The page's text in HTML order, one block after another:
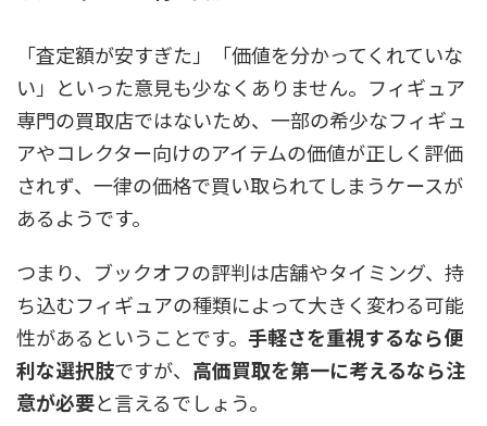
「査定額が安すぎた」「価値を分かってくれていな
い」といった意見も少なくありません。フィギュア
専門の買取店ではないため、一部の希少なフィギュ
アやコレクター向けのアイテムの価値が正しく評価
されず、一律の価格で買い取られてしまうケースが
あるようです。
つまり、ブックオフの評判は店舗やタイミング、持
ち込むフィギュアの種類によって大きく変わる可能
性があるということです。 手軽さを重視するなら便
利な選択肢ですが、 高価買取を第一に考えるなら注
意が必要と言えるでしょう。